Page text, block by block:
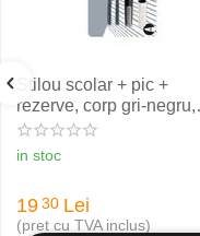
Stilou scolar + pic +
rezerve, corp gri-negru,
NXT Eberhard Faber
in stoc
19 30 Lei
(pret cu TVA inclus)